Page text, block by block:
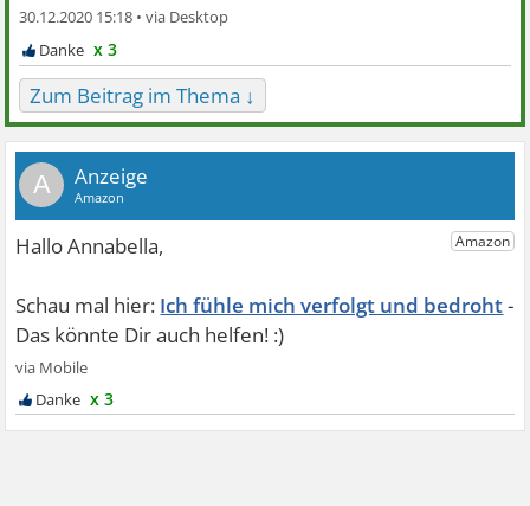
30.12.2020 15:18 •
x 3
Zum Beitrag im Thema ↓
A
Ich fühle mich verfolgt und bedroht
x 3